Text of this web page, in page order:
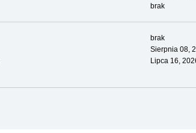
brak
brak
Sierpnia 08,
Lipca 16,